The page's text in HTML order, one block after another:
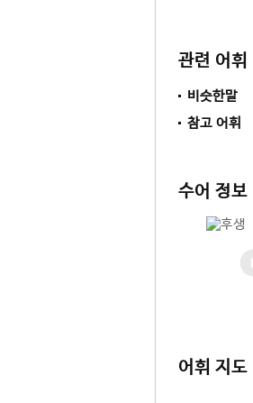
관련 어휘
비슷한말
참고 어휘
수어 정보
어휘 지도